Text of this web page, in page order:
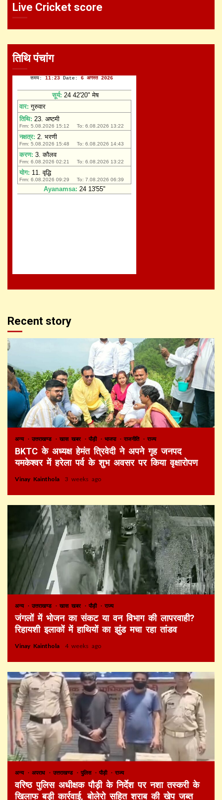
Live Cricket score
तिथि पंचांग
Recent story
अन्य उत्तराखण्ड खास खबर पौड़ी भाजपा राजनीति राज्य
BKTC के अध्यक्ष हेमंत त्रिवेदी ने अपने गृह जनपद
यमकेश्वर में हरेला पर्व के शुभ अवसर पर किया वृक्षारोपण
Vinay Kainthola 3 weeks ago
अन्य उत्तराखण्ड खास खबर पौड़ी राज्य
जंगलों में भोजन का संकट या वन विभाग की लापरवाही?
रिहायशी इलाकों में हाथियों का झुंड मचा रहा तांडव
Vinay Kainthola 4 weeks ago
अन्य अपराध उत्तराखण्ड पुलिस पौड़ी राज्य
वरिष्ठ पुलिस अधीक्षक पौड़ी के निर्देश पर नशा तस्करी के
खिलाफ बड़ी कार्रवाई, बोलेरो सहित शराब की खेप जब्त